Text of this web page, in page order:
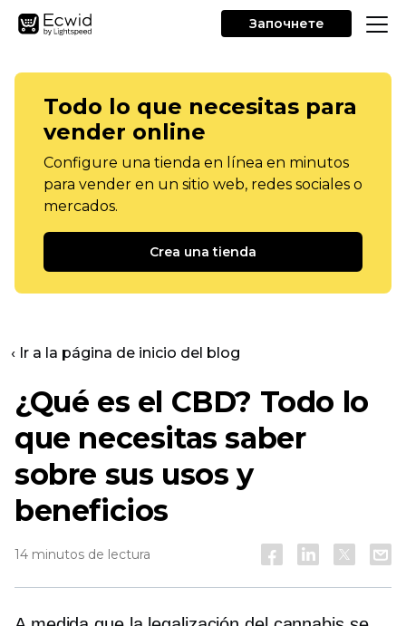
Започнете
Todo lo que necesitas para
vender online
Configure una tienda en línea en minutos
para vender en un sitio web, redes sociales o
mercados.
Crea una tienda
‹ Ir a la página de inicio del blog
¿Qué es el CBD? Todo lo
que necesitas saber
sobre sus usos y
beneficios
14 minutos de lectura